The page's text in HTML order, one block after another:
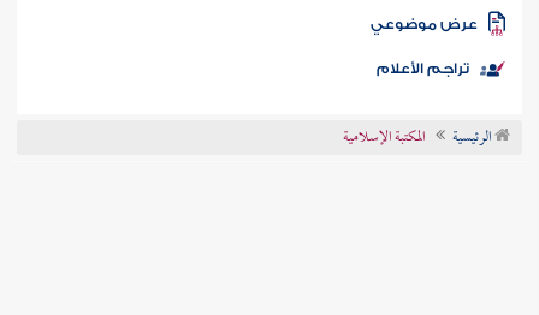
الكتب
موضوعي
تراجم الأعلام
الرئيسية المكتبة الإسلامية